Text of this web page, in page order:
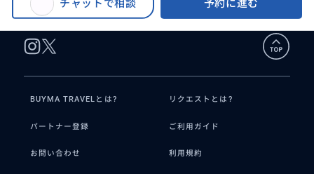
チャットで相談 予約に進む
BUYMA TRAVELとは? リクエストとは?
パートナー登録 ご利用ガイド
お問い合わせ 利用規約